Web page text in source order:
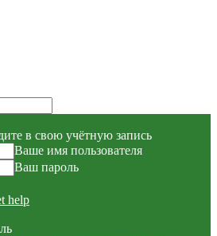
в свою учётную запись
Ваше имя пользователя
Ваш пароль
help